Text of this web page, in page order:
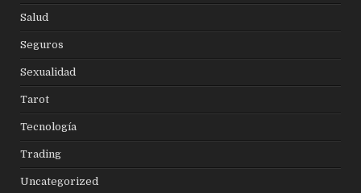
Salud
Seguros
Sexualidad
Tarot
Tecnología
Trading
Uncategorized